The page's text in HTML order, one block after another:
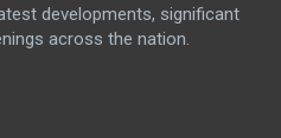
developments, significant
across the nation.